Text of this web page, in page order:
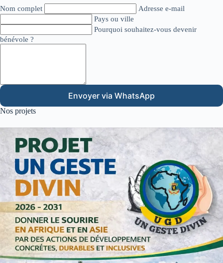
Nom complet
Adresse e-mail
Pays ou ville
Pourquoi souhaitez-vous devenir
bénévole ?
Envoyer via WhatsApp
Nos projets